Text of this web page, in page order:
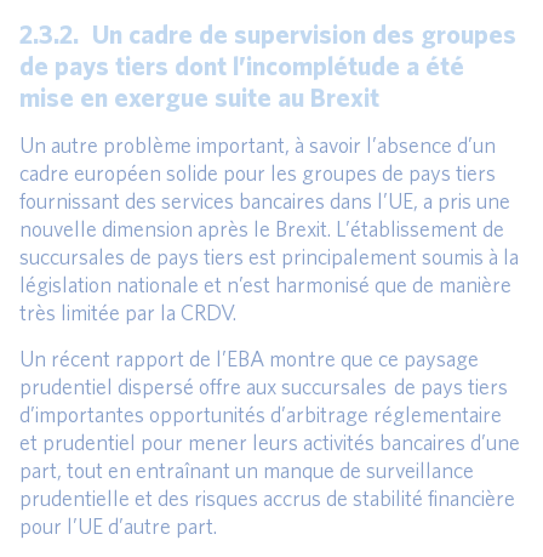
2.3.2. Un cadre de supervision des groupes
de pays tiers dont l’incomplétude a été
mise en exergue suite au Brexit
Un autre problème important, à savoir l’absence d’un
cadre européen solide pour les groupes de pays tiers
fournissant des services bancaires dans l’UE, a pris une
nouvelle dimension après le Brexit. L’établissement de
succursales de pays tiers est principalement soumis à la
législation nationale et n’est harmonisé que de manière
très limitée par la CRDV.
Un récent rapport de l’EBA montre que ce paysage
prudentiel dispersé offre aux succursales de pays tiers
d’importantes opportunités d’arbitrage réglementaire
et prudentiel pour mener leurs activités bancaires d’une
part, tout en entraînant un manque de surveillance
prudentielle et des risques accrus de stabilité financière
pour l’UE d’autre part.